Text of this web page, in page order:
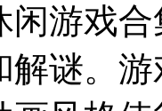
闲游戏
解谜。